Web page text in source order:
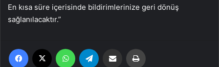
En kısa süre içerisinde bildirimlerinize geri dönüş
sağlanılacaktır.”
Facebook WhatsApp Email'den paylaş